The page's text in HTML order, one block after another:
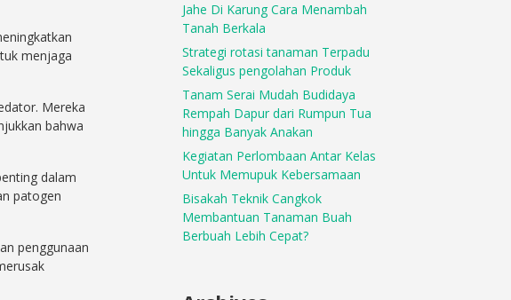
menjaga
Mereka
bahwa
dalam
patogen
penggunaan
Jahe Di Karung Cara Menambah
Tanah Berkala
Strategi rotasi tanaman Terpadu
Sekaligus pengolahan Produk
Tanam Serai Mudah Budidaya
Rempah Dapur dari Rumpun Tua
hingga Banyak Anakan
Kegiatan Perlombaan Antar Kelas
Untuk Memupuk Kebersamaan
Bisakah Teknik Cangkok
Membantuan Tanaman Buah
Berbuah Lebih Cepat?